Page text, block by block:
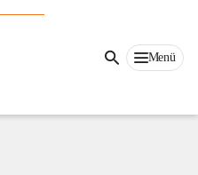
Menü